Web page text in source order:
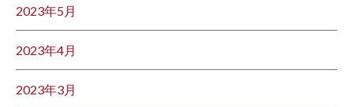
2023年5月
2023年4月
2023年3月